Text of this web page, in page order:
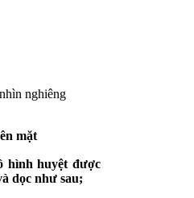
nghiêng
mặt
hình huyệt được
dọc như sau;